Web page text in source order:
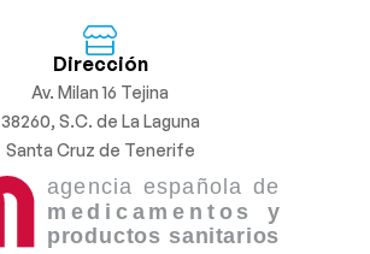
Dirección
Av. Milan 16 Tejina
38260, S.C. de La Laguna
Santa Cruz de Tenerife